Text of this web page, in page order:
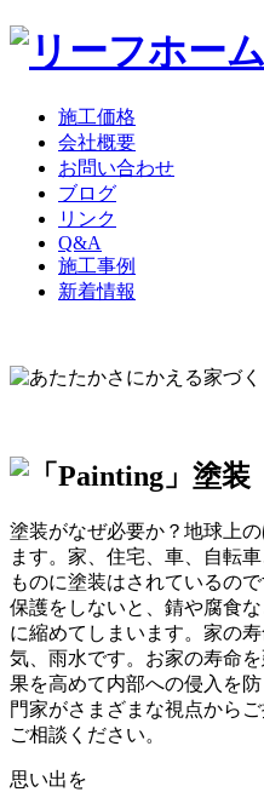
施工価格
会社概要
お問い合わせ
ブログ
リンク
Q&A
施工事例
新着情報
塗装がなぜ必要か？地球上
ます。家、住宅、車、自転
ものに塗装はされているの
保護をしないと、錆や腐食
に縮めてしまいます。家の
気、雨水です。お家の寿命
果を高めて内部への侵入を
門家がさまざまな視点から
ご相談ください。
思い出を